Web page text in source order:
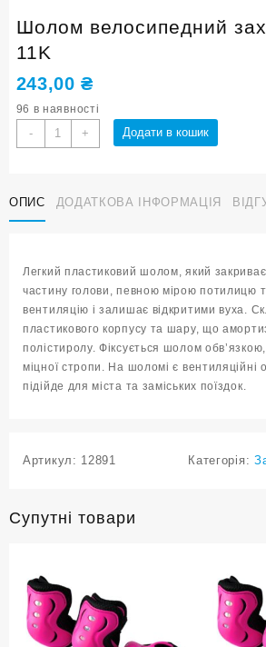
Шолом велосипедний
11K
243,00₴
96 в наявності
-
Шолом
велосипедний
11K
кількість
+ Додати в кошик
ОПИС ДОДАТКОВА ІНФОРМАЦІЯ
Легкий пластиковий шолом, який закриває
частину голови, певною мірою потилицю
вентиляцію і залишає відкритими вуха.
пластикового корпусу та шару, що
полістиролу. Фіксується шолом
міцної стропи. На шоломі є вентиляційні
підійде для міста та заміських поїздок.
Артикул: 12891 Категорія:
Супутні товари